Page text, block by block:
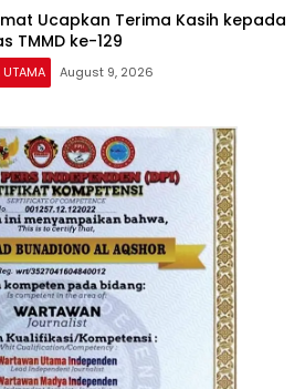
Ucapkan Terima Kasih kepada
TMMD ke-129
UTAMA August 9, 2026